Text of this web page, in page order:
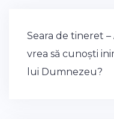
Post
navigation
Seara de tineret –
vrea să cunoști
lui Dumnezeu?